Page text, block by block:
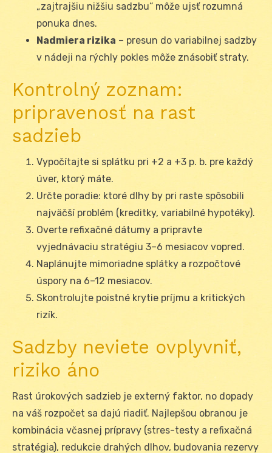
„zajtrajšiu nižšiu sadzbu“ môže ujsť rozumná
ponuka dnes.
Nadmiera rizika – presun do variabilnej sadzby
v nádeji na rýchly pokles môže znásobiť straty.
Kontrolný zoznam:
pripravenosť na rast
sadzieb
Vypočítajte si splátku pri +2 a +3 p. b. pre každý
úver, ktorý máte.
Určte poradie: ktoré dlhy by pri raste spôsobili
najväčší problém (kreditky, variabilné hypotéky).
Overte refixačné dátumy a pripravte
vyjednávaciu stratégiu 3–6 mesiacov vopred.
Naplánujte mimoriadne splátky a rozpočtové
úspory na 6–12 mesiacov.
Skontrolujte poistné krytie príjmu a kritických
rizík.
Sadzby neviete ovplyvniť,
riziko áno
Rast úrokových sadzieb je externý faktor, no dopady
na váš rozpočet sa dajú riadiť. Najlepšou obranou je
kombinácia včasnej prípravy (stres-testy a refixačná
stratégia), redukcie drahých dlhov, budovania rezervy